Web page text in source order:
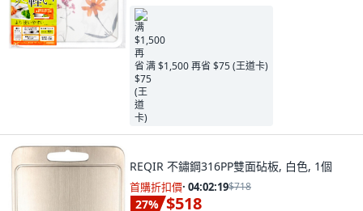
满 $1,500 再省 $75 (王道卡)
REQIR 不鏽鋼316PP雙面砧板, 白色, 1個
首購折扣價· 04:02:18$718
27% $518